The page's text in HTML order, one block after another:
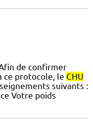
de confirmer
ce protocole, le CHU
suivants :
Votre poids